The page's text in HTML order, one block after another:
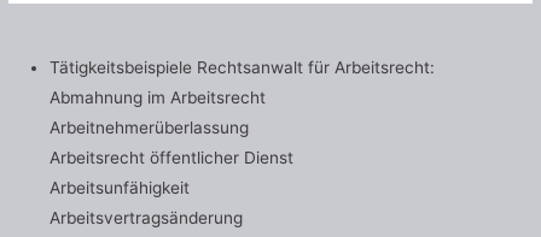
Tätigkeitsbeispiele Rechtsanwalt für Arbeitsrecht:
Abmahnung im Arbeitsrecht
Arbeitnehmerüberlassung
Arbeitsrecht öffentlicher Dienst
Arbeitsunfähigkeit
Arbeitsvertragsänderung